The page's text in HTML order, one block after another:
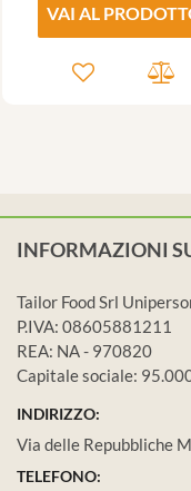
VAI AL
INFORMAZIONI
Tailor Food Srl
P.IVA: 08605881211
REA: NA - 970820
Capitale sociale:
INDIRIZZO:
Via delle Repubbliche
TELEFONO: